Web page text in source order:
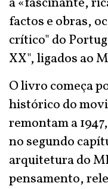
factos e obras,
crítico" do
XX", ligados ao
O livro começa
histórico do
remontam a
no segundo
arquitetura do
pensamento,